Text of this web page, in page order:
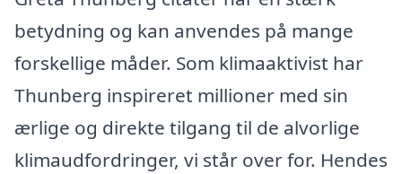
betydning og kan anvendes på mange
forskellige måder. Som klimaaktivist har
Thunberg inspireret millioner med sin
ærlige og direkte tilgang til de alvorlige
klimaudfordringer, vi står over for. Hendes